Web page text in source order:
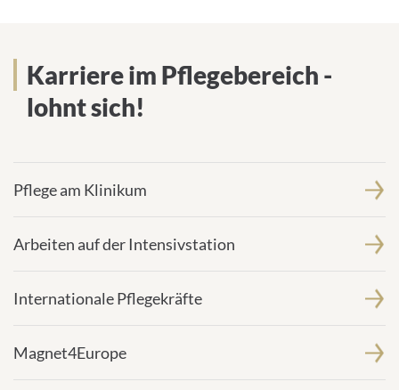
Karriere im Pflegebereich -
lohnt sich!
Pflege am Klinikum
Arbeiten auf der Intensivstation
Internationale Pflegekräfte
Magnet4Europe